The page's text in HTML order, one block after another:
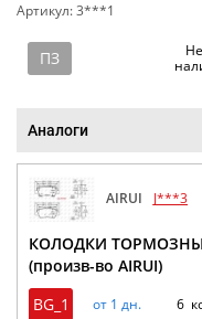
Артикул: 3***1
ПЗ
Аналоги
AIRUI J***3
КОЛОДКИ
(произв-во AIRUI)
BG_1
от 1 дн. 6